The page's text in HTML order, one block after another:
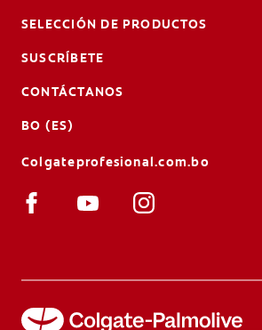
SELECCIÓN DE PRODUCTOS
SUSCRÍBETE
CONTÁCTANOS
BO (ES)
Colgateprofesional.com.bo